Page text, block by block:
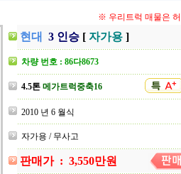
※ 우리트럭 매물은
현대 3 인승 [ 자가용]
차량 번호 : 86다8673
4.5톤 메가트럭중축16
2010 년 6 월식
자가용 / 무사고
판매가 : 3,550만원